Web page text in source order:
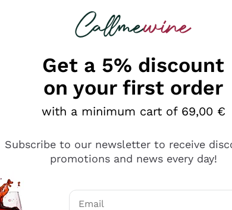
looking for
Get a 5% discount
on your first order
with a minimum cart of 69,00 €
Subscribe to our newsletter to receive
promotions and news every day!
Email